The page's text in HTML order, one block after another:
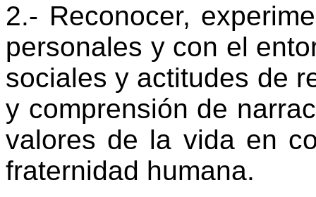
2.- Reconocer,
personales y con el
sociales y actitudes de
y comprensión de
valores de la vida en
fraternidad humana.